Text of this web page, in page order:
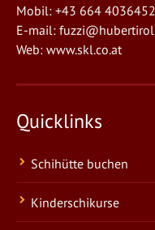
Mobil: +43 664 4036452
E-mail:
Web: www.skl.co.at
Quicklinks
Schihütte buchen
Kinderschikurse